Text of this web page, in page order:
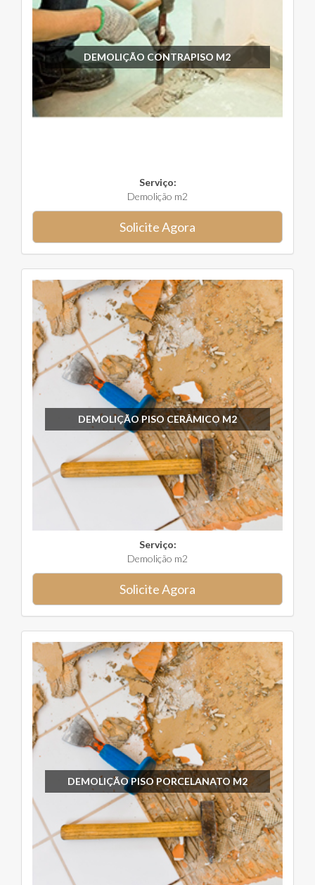
DEMOLIÇÃO CONTRAPISO M2
Serviço:
Demolição m2
Solicite Agora
DEMOLIÇÃO PISO CERÂMICO M2
Serviço:
Demolição m2
Solicite Agora
DEMOLIÇÃO PISO PORCELANATO M2